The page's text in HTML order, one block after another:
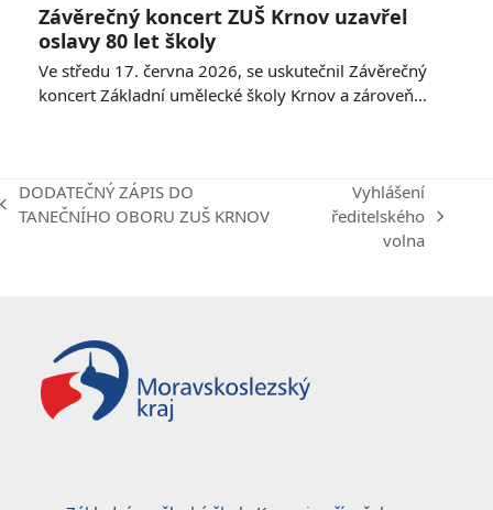
Závěrečný koncert ZUŠ Krnov uzavřel
oslavy 80 let školy
Ve středu 17. června 2026, se uskutečnil Závěrečný
koncert Základní umělecké školy Krnov a zároveň…
previous
DODATEČNÝ ZÁPIS DO
TANEČNÍHO OBORU ZUŠ KRNOV
Vyhlášení
ředitelského
volna